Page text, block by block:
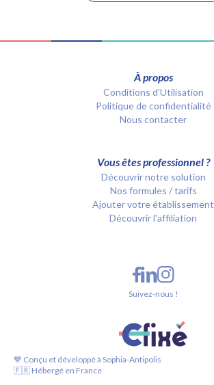
À propos
Conditions d’Utilisation
Politique de confidentialité
Nous contacter
Vous êtes professionnel ?
Découvrir notre solution
Nos formules / tarifs
Ajouter votre établissement
Découvrir l'affiliation
💙 Conçu et développé à Sophia-Antipolis
🇫🇷 Hébergé en France
Suivez-nous !